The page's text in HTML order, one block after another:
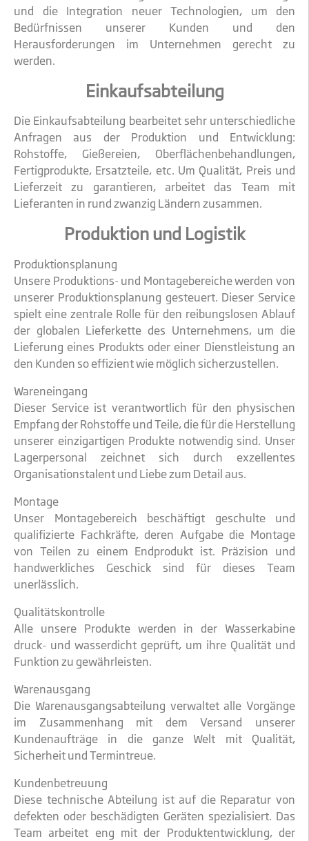
und die Integration neuer Technologien, um den
Bedürfnissen unserer Kunden und den
Herausforderungen im Unternehmen gerecht zu
werden.
Einkaufsabteilung
Die Einkaufsabteilung bearbeitet sehr unterschiedliche
Anfragen aus der Produktion und Entwicklung:
Rohstoffe, Gießereien, Oberflächenbehandlungen,
Fertigprodukte, Ersatzteile, etc. Um Qualität, Preis und
Lieferzeit zu garantieren, arbeitet das Team mit
Lieferanten in rund zwanzig Ländern zusammen.
Produktion und Logistik
Produktionsplanung
Unsere Produktions- und Montagebereiche werden von
unserer Produktionsplanung gesteuert. Dieser Service
spielt eine zentrale Rolle für den reibungslosen Ablauf
der globalen Lieferkette des Unternehmens, um die
Lieferung eines Produkts oder einer Dienstleistung an
den Kunden so effizient wie möglich sicherzustellen.
Wareneingang
Dieser Service ist verantwortlich für den physischen
Empfang der Rohstoffe und Teile, die für die Herstellung
unserer einzigartigen Produkte notwendig sind. Unser
Lagerpersonal zeichnet sich durch exzellentes
Organisationstalent und Liebe zum Detail aus.
Montage
Unser Montagebereich beschäftigt geschulte und
qualifizierte Fachkräfte, deren Aufgabe die Montage
von Teilen zu einem Endprodukt ist. Präzision und
handwerkliches Geschick sind für dieses Team
unerlässlich.
Qualitätskontrolle
Alle unsere Produkte werden in der Wasserkabine
druck- und wasserdicht geprüft, um ihre Qualität und
Funktion zu gewährleisten.
Warenausgang
Die Warenausgangsabteilung verwaltet alle Vorgänge
im Zusammenhang mit dem Versand unserer
Kundenaufträge in die ganze Welt mit Qualität,
Sicherheit und Termintreue.
Kundenbetreuung
Diese technische Abteilung ist auf die Reparatur von
defekten oder beschädigten Geräten spezialisiert. Das
Team arbeitet eng mit der Produktentwicklung, der